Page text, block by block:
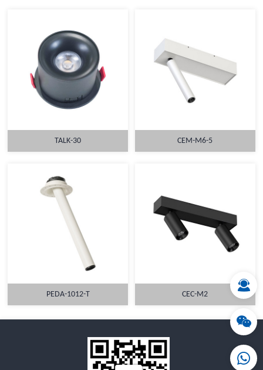
详情
TALK-30
详情
CEM-M6-5
PEDA-1012-T CEC-M2